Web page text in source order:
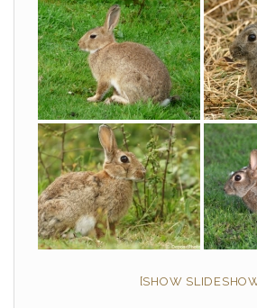
[SHOW